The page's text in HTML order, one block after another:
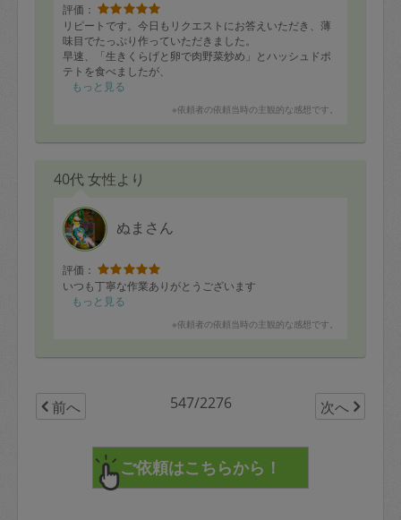
評価：
リピートです。今日もリクエストにお答えいただき、薄
味目でたっぷり作っていただきました。
早速、「生きくらげと卵で肉野菜炒め」とハッシュドポ
テトを食べましたが、
来客２名と２人の子供たちにも大好評でした。
は、私たちには到底真似できるものではないなと思いま
ハッシュドポテトも、こんがりきれいに焼けていて、外
た。
また是非お願いしたいと思います。
ありがとうございました。
もっと見る
※依頼者の依頼当時の主観的な感想です。
40代 女性より
ぬまさん
評価：
いつも丁寧な作業ありがとうございます
もっと見る
※依頼者の依頼当時の主観的な感想です。
前へ 547/2276 次へ